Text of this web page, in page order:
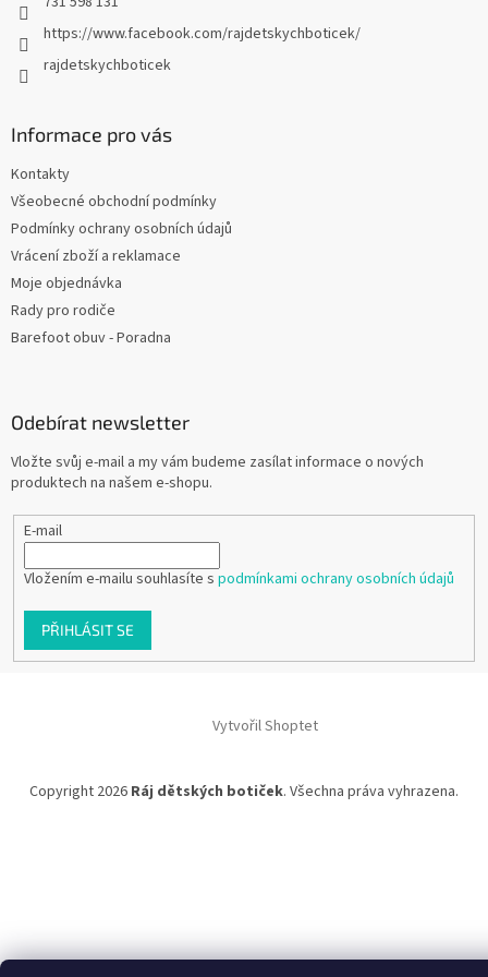
https://www.facebook.com/rajdetskychboticek/
rajdetskychboticek
Informace pro vás
Kontakty
Všeobecné obchodní podmínky
Podmínky ochrany osobních údajů
Vrácení zboží a reklamace
Moje objednávka
Rady pro rodiče
Barefoot obuv - Poradna
Odebírat newsletter
Vložte svůj e-mail a my vám budeme zasílat informace o nových
produktech na našem e-shopu.
E-mail
Vložením e-mailu souhlasíte s podmínkami ochrany osobních údajů
PŘIHLÁSIT SE
Vytvořil Shoptet
Copyright 2026 Ráj dětských botiček. Všechna práva vyhrazena.